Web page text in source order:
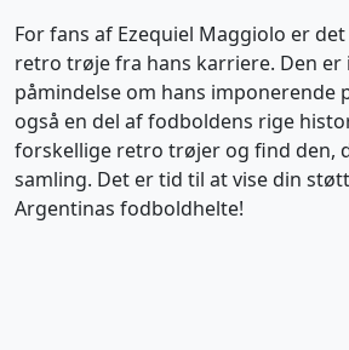
For fans af Ezequiel Maggiolo er
retro trøje fra hans karriere. Den er
påmindelse om hans imponerende
også en del af fodboldens rige
forskellige retro trøjer og find den,
samling. Det er tid til at vise din
Argentinas fodboldhelte!